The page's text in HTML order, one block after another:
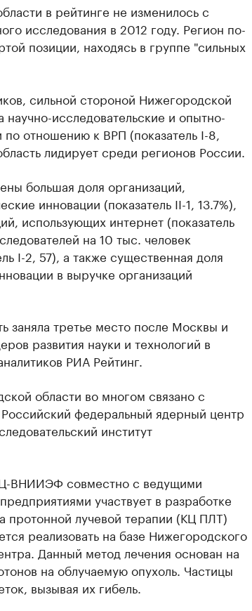
в рейтинге не изменилось с
исследования в 2012 году. Регион по-
позиции, находясь в группе "сильных
сильной стороной Нижегородской
исследовательские и опытно-
по отношению к ВРП (показатель I-8,
лидирует среди регионов России.
большая доля организаций,
инновации (показатель II-1, 13.7%),
использующих интернет (показатель
на 10 тыс. человек
I-2, 57), а также существенная доля
в выручке организаций
заняла третье место после Москвы и
развития науки и технологий в
РИА Рейтинг.
области во многом связано с
федеральный ядерный центр
институт
ВНИИЭФ совместно с ведущими
участвует в разработке
протонной лучевой терапии (КЦ ПЛТ)
реализовать на базе Нижегородского
Данный метод лечения основан на
на облучаемую опухоль. Частицы
вызывая их гибель.